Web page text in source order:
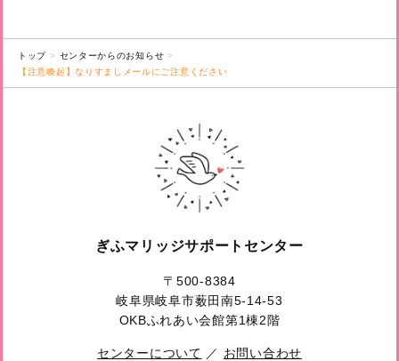
トップ
センターからのお知らせ
【注意喚起】なりすましメールにご注意ください
ぎふマリッジサポートセンター
〒500-8384
岐阜県岐阜市薮田南5-14-53
OKBふれあい会館第1棟2階
センターについて ／ お問い合わせ